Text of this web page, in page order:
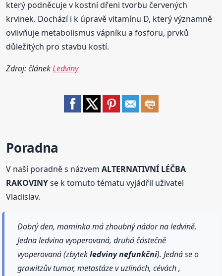
který podněcuje v kostní dřeni tvorbu červených
krvinek. Dochází i k úpravě vitamínu D, který významně
ovlivňuje metabolismus vápníku a fosforu, prvků
důležitých pro stavbu kostí.
Zdroj: článekLedviny
Poradna
V naší poradně s názvemALTERNATIVNÍ LÉČBA
RAKOVINYse k tomuto tématu vyjádřil uživatel
Vladislav.
Dobrý den, maminka má zhoubný nádor na ledvině.
Jedna ledvina vyoperovaná, druhá částečně
vyoperovaná (zbytekledvinynefunkční). Jedná se o
grawitzův tumor, metastáze v uzlinách, cévách ,